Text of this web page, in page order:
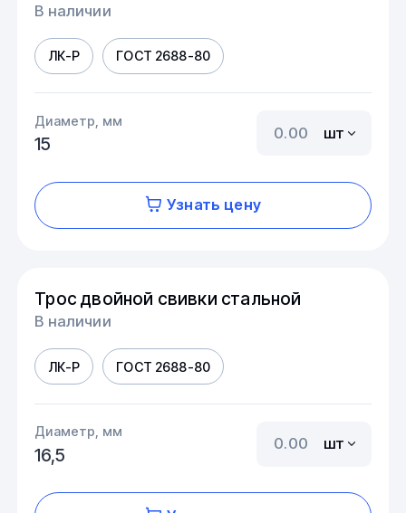
В наличии
ЛК-Р ГОСТ 2688-80
Диаметр, мм
15
шт
Узнать цену
Трос двойной свивки стальной
В наличии
ЛК-Р ГОСТ 2688-80
Диаметр, мм
16,5
шт